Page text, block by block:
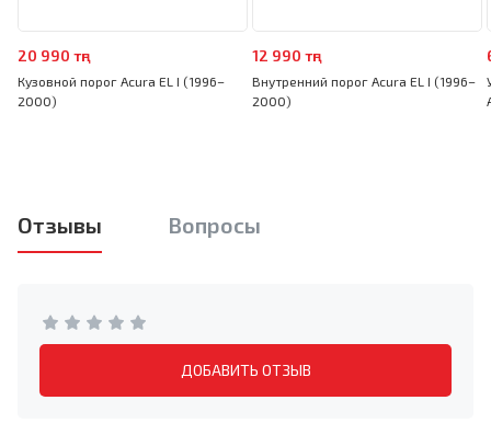
20 990 тңг
Кузовной порог Acura EL I (1996–
2000)
12 990 тңг
Внутренний порог Acura EL I (1996–
2000)
Отзывы Вопросы
ДОБАВИТЬ ОТЗЫВ